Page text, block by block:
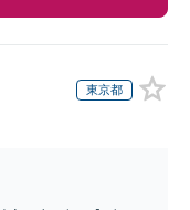
東京都